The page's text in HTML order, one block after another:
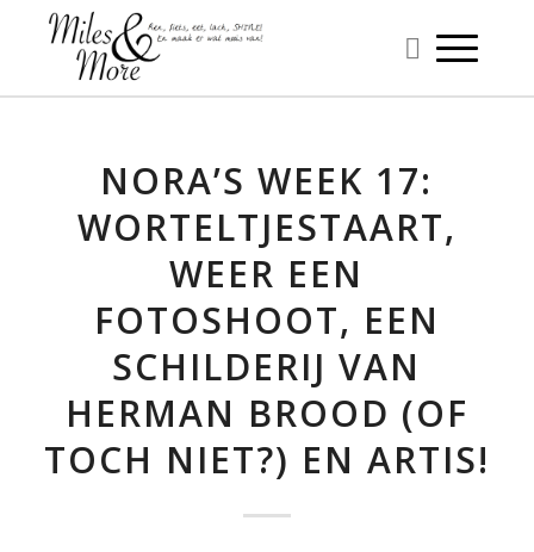
NORA’S WEEK 17:
WORTELTJESTAART,
WEER EEN
FOTOSHOOT, EEN
SCHILDERIJ VAN
HERMAN BROOD (OF
TOCH NIET?) EN ARTIS!